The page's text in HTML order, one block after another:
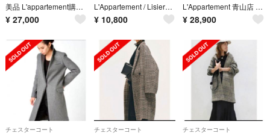
美品 L'appartement購入 SEASONSコート 希少品 定価16万
¥ 27,000
L'Appartement / Lisiere メルトンチェスターコート
¥ 10,800
L'Appartement 青山店 コート完売 ドゥーズィエムクラス グレー M
¥ 28,900
チェスターコート チェスターコート チェスターコート